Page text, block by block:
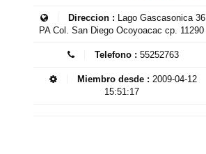
Direccion : Lago Gascasonica 36
PA Col. San Diego Ocoyoacac cp. 11290
Telefono : 55252763
Miembro desde : 2009-04-12
15:51:17